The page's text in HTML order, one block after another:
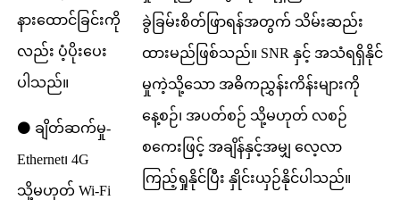
နားထောင်ခြင်းကို
လည်း ပံ့ပိုးပေး
ပါသည်။
⚫ ချိတ်ဆက်မှု-
Ethernet၊ 4G
သို့မဟုတ် Wi-Fi
ခွဲခြမ်းစိတ်ဖြာရန်အတွက် သိမ်းဆည်း
ထားမည်ဖြစ်သည်။ SNR နှင့် အသံရရှိနိုင်
မှုကဲ့သို့သော အဓိကညွှန်းကိန်းများကို
နေ့စဉ်၊ အပတ်စဉ် သို့မဟုတ် လစဉ်
စကေးဖြင့် အချိန်နှင့်အမျှ လေ့လာ
ကြည့်ရှုနိုင်ပြီး နှိုင်းယှဉ်နိုင်ပါသည်။